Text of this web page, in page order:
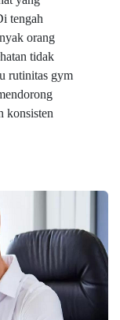
tengah
orang
tidak
rutinitas gym
konsisten